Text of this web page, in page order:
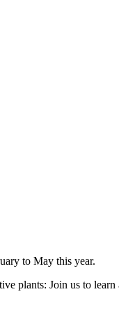
to May this year.
plants: Join us to